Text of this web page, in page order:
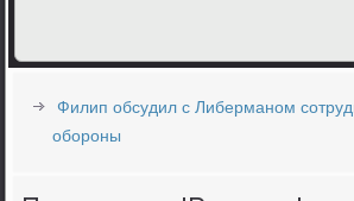
Филип обсудил с Либерманом
обороны